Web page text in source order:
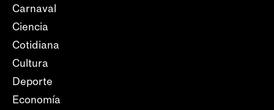
Carnaval
Ciencia
Cotidiana
Cultura
Deporte
Economía